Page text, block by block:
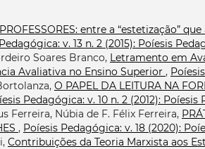
entre a “estetização”
v. 13 n. 2 (2015): Poíesis
Soares Branco, Letramento em
Avaliativa no Ensino Superior ,
O PAPEL DA LEITURA NA
Pedagógica: v. 10 n. 2 (2012): Poíesis
Ferreira, Núbia de F. Félix Ferreira,
, Poíesis Pedagógica: v. 18 (2020):
Contribuições da Teoria Marxista aos